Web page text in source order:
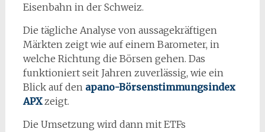
Eisenbahn in der Schweiz.
Die tägliche Analyse von aussagekräftigen
Märkten zeigt wie auf einem Barometer, in
welche Richtung die Börsen gehen. Das
funktioniert seit Jahren zuverlässig, wie ein
Blick auf den apano-Börsenstimmungsindex
APXzeigt.
Die Umsetzung wird dann mit ETFs